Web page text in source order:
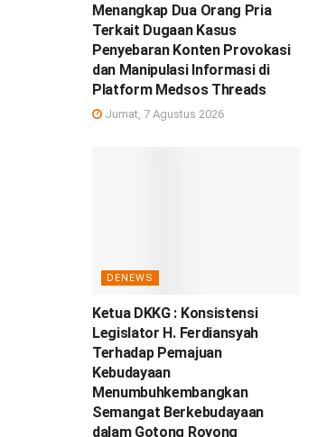
Menangkap Dua Orang Pria
Terkait Dugaan Kasus
Penyebaran Konten Provokasi
dan Manipulasi Informasi di
Platform Medsos Threads
Jumat, 7 Agustus 2026
DENEWS
Ketua DKKG : Konsistensi
Legislator H. Ferdiansyah
Terhadap Pemajuan
Kebudayaan
Menumbuhkembangkan
Semangat Berkebudayaan
dalam Gotong Royong